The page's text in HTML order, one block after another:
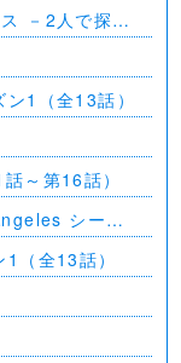
－2人で探偵
1（全13話）
～第16話）
シーズ
（全13話）